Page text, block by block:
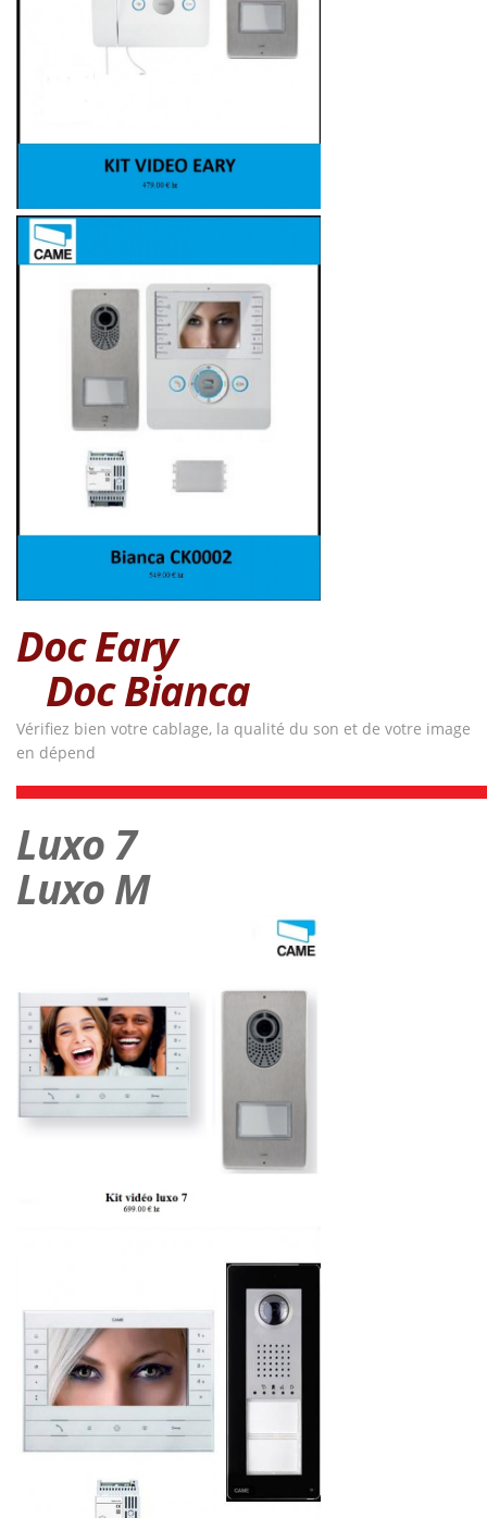
Doc Eary
Doc Bianca
Vérifiez bien votre cablage, la qualité du son et de votre image
en dépend
Luxo 7
Luxo M